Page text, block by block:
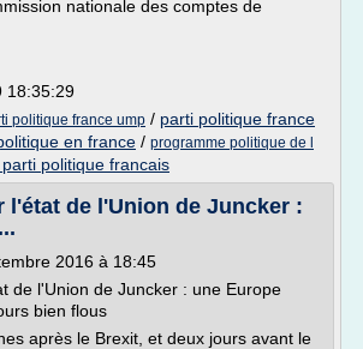
nationale des comptes de
18:35:29
politique france ump / parti politique france
en france / programme politique de l
politique francais
l'état de l'Union de Juncker :
2016 à 18:45
de l'Union de Juncker : une Europe
bien flous
après le Brexit, et deux jours avant le